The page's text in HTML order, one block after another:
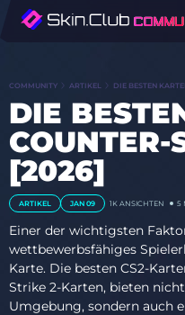
COMMUNITY ARTIKEL DIE BESTEN
DIE
COUNTER-
[2026]
ARTIKEL JAN 09 1K ANSICHTEN 5
Einer der wichtigsten
wettbewerbsfähiges
Karte. Die besten CS2-
Strike 2-Karten, bieten
Umgebung, sondern auch